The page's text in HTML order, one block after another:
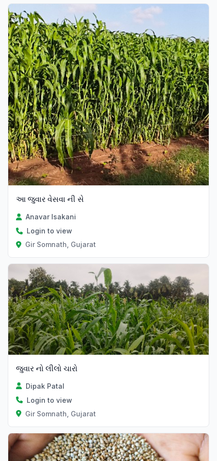
આ જુવાર વેસવા ની સે
Anavar Isakani
Login to view
Gir Somnath, Gujarat
જુવાર નો લીલો ચારો
Dipak Patal
Login to view
Gir Somnath, Gujarat